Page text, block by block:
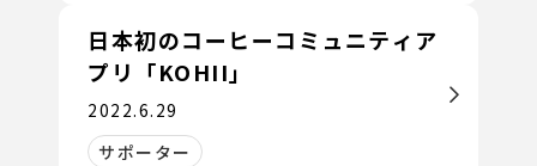
日本初のコーヒーコミュニティア
プリ「KOHII」
2022.6.29
サポーター